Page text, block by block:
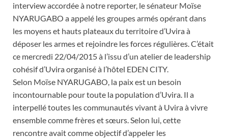
interview accordée à notre reporter, le sénateur Moïse
NYARUGABO a appelé les groupes armés opérant dans
les moyens et hauts plateaux du territoire d’Uvira à
déposer les armes et rejoindre les forces régulières. C’était
ce mercredi 22/04/2015 à l’issu d’un atelier de leadership
cohésif d’Uvira organisé à l’hôtel EDEN CITY.
Selon Moïse NYARUGABO, la paix est un besoin
incontournable pour toute la population d’Uvira. Il a
interpellé toutes les communautés vivant à Uvira à vivre
ensemble comme frères et sœurs. Selon lui, cette
rencontre avait comme objectif d’appeler les